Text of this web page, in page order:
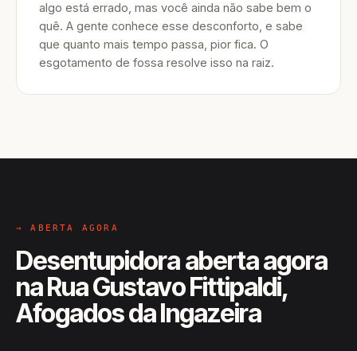
algo está errado, mas você ainda não sabe bem o
quê. A gente conhece esse desconforto, e sabe
que quanto mais tempo passa, pior fica. O
esgotamento de fossa resolve isso na raiz.
→ ABERTA AGORA
Desentupidora aberta agora
na Rua Gustavo Fittipaldi,
Afogados da Ingazeira